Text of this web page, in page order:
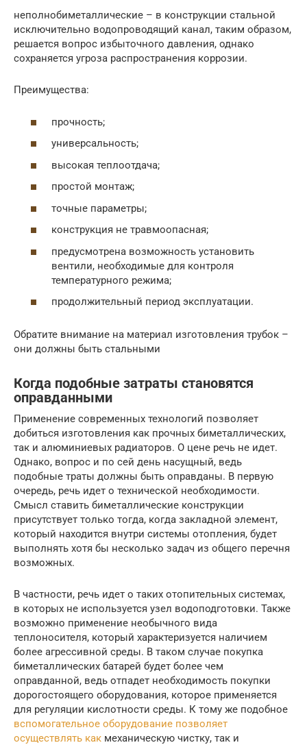
неполнобиметаллические – в конструкции стальной
исключительно водопроводящий канал, таким образом,
решается вопрос избыточного давления, однако
сохраняется угроза распространения коррозии.
Преимущества:
прочность;
универсальность;
высокая теплоотдача;
простой монтаж;
точные параметры;
конструкция не травмоопасная;
предусмотрена возможность установить
вентили, необходимые для контроля
температурного режима;
продолжительный период эксплуатации.
Обратите внимание на материал изготовления трубок –
они должны быть стальными
Когда подобные затраты становятся
оправданными
Применение современных технологий позволяет
добиться изготовления как прочных биметаллических,
так и алюминиевых радиаторов. О цене речь не идет.
Однако, вопрос и по сей день насущный, ведь
подобные траты должны быть оправданы. В первую
очередь, речь идет о технической необходимости.
Смысл ставить биметаллические конструкции
присутствует только тогда, когда закладной элемент,
который находится внутри системы отопления, будет
выполнять хотя бы несколько задач из общего перечня
возможных.
В частности, речь идет о таких отопительных системах,
в которых не используется узел водоподготовки. Также
возможно применение необычного вида
теплоносителя, который характеризуется наличием
более агрессивной среды. В таком случае покупка
биметаллических батарей будет более чем
оправданной, ведь отпадет необходимость покупки
дорогостоящего оборудования, которое применяется
для регуляции кислотности среды. К тому же подобное
вспомогательное оборудование позволяет
осуществлять как механическую чистку, так и